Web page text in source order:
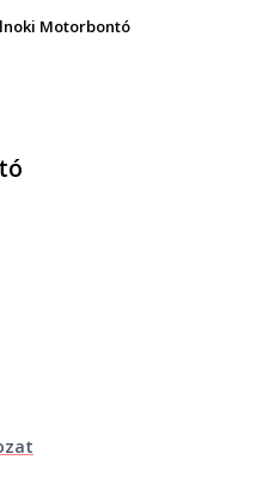
Motorbontó